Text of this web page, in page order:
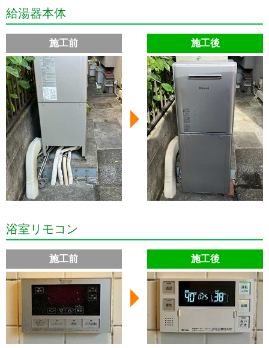
給湯器本体
施工前 施工後
浴室リモコン
施工前 施工後